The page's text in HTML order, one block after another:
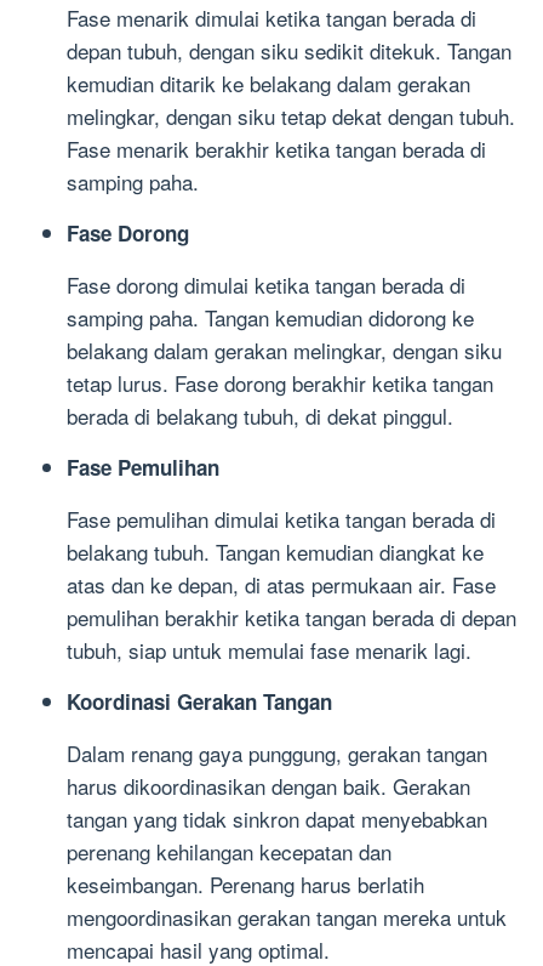
Fase menarik dimulai ketika tangan berada di
depan tubuh, dengan siku sedikit ditekuk. Tangan
kemudian ditarik ke belakang dalam gerakan
melingkar, dengan siku tetap dekat dengan tubuh.
Fase menarik berakhir ketika tangan berada di
samping paha.
Fase Dorong
Fase dorong dimulai ketika tangan berada di
samping paha. Tangan kemudian didorong ke
belakang dalam gerakan melingkar, dengan siku
tetap lurus. Fase dorong berakhir ketika tangan
berada di belakang tubuh, di dekat pinggul.
Fase Pemulihan
Fase pemulihan dimulai ketika tangan berada di
belakang tubuh. Tangan kemudian diangkat ke
atas dan ke depan, di atas permukaan air. Fase
pemulihan berakhir ketika tangan berada di depan
tubuh, siap untuk memulai fase menarik lagi.
Koordinasi Gerakan Tangan
Dalam renang gaya punggung, gerakan tangan
harus dikoordinasikan dengan baik. Gerakan
tangan yang tidak sinkron dapat menyebabkan
perenang kehilangan kecepatan dan
keseimbangan. Perenang harus berlatih
mengoordinasikan gerakan tangan mereka untuk
mencapai hasil yang optimal.